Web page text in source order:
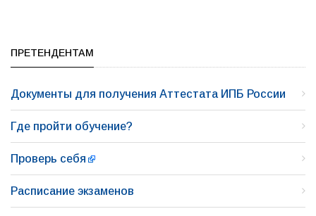
ПРЕТЕНДЕНТАМ
Документы для получения Аттестата ИПБ России
Где пройти обучение?
Проверь себя
Расписание экзаменов